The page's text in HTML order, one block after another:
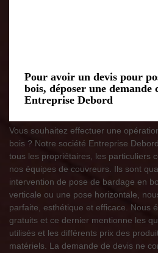
Pour avoir un devis pour
bois, déposer une demande
Entreprise Debord
Vous souhaitez effectuer une
bois ? Notre société Entreprise
tous les propriétaires, les particuliers
nos équipes de couvreurs. Ils sont
intervention de pose de bardage en
verticale ou une pose horizontale,
parfaite, esthétique et efficace. Nous
gratuits et ce dernier mentionne les
utilisés et les différents prix des
matériels. La demande de devis ne